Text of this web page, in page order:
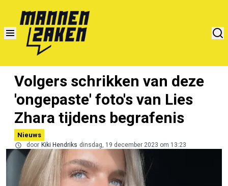
Volgers schrikken van deze
'ongepaste' foto's van Lies
Zhara tijdens begrafenis
Nieuws
door Kiki Hendriks dinsdag, 19 december 2023 om 13:23